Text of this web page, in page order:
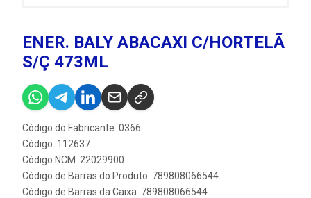
ENER. BALY ABACAXI C/HORTELÃ
S/Ç 473ML
Código do Fabricante: 0366
Código: 112637
Código NCM: 22029900
Código de Barras do Produto: 789808066544
Código de Barras da Caixa: 789808066544